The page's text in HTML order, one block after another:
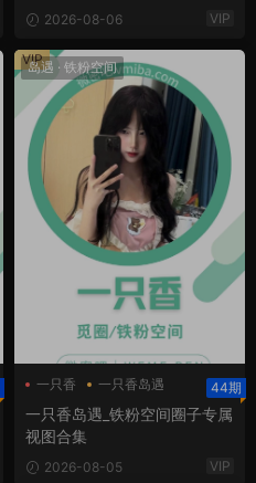
2026-08-06 VIP
岛遇 · 铁粉空间
一只香
一只香岛遇
一只香铁粉空间
44期
一只香岛遇_铁粉空间圈子专属
视图合集
2026-08-05 VIP
VIP